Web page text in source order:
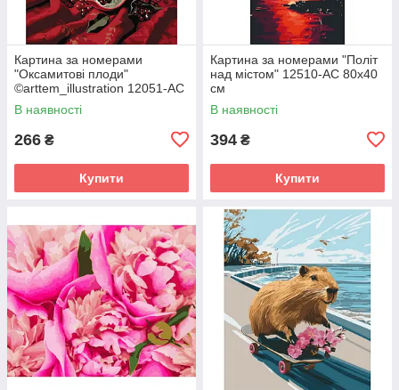
Картина за номерами
"Оксамитові плоди"
©arttem_illustration 12051-AC
50х40 см
В наявності
266 ₴
Купити
Картина за номерами "Політ
над містом" 12510-AC 80х40
см
В наявності
394 ₴
Купити